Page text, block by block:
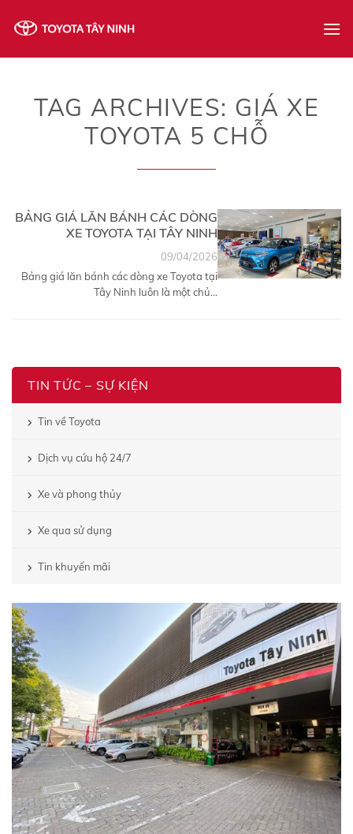
TAG ARCHIVES: GIÁ XE
TOYOTA 5 CHỖ
TIN TỨC – SỰ KIỆN
Tin về Toyota
Dịch vụ cứu hộ 24/7
Xe và phong thủy
Xe qua sử dụng
Tin khuyến mãi
BẢNG GIÁ LĂN BÁNH CÁC DÒNG
XE TOYOTA TẠI TÂY NINH
Bảng giá lăn bánh các dòng xe Toyota tại
Tây Ninh luôn là một chủ...
09/04/2026